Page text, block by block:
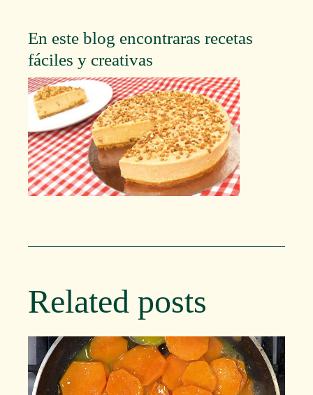
En este blog encontraras recetas
fáciles y creativas
Related posts